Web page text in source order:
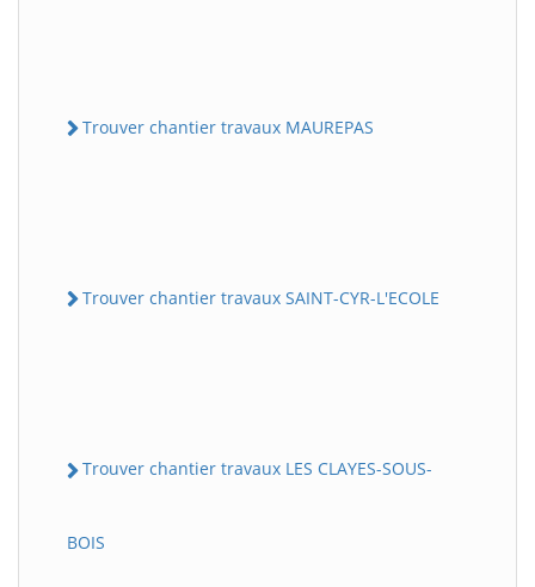
Trouver chantier travaux MAUREPAS
Trouver chantier travaux SAINT-CYR-L'ECOLE
Trouver chantier travaux LES CLAYES-SOUS-
BOIS